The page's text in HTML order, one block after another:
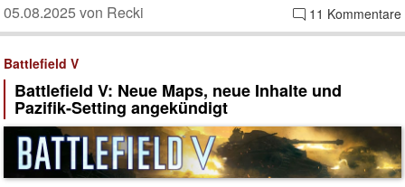
11 Kommentare
05.08.2025 von Recki
Battlefield V
Battlefield V: Neue Maps, neue Inhalte und
Pazifik-Setting angekündigt